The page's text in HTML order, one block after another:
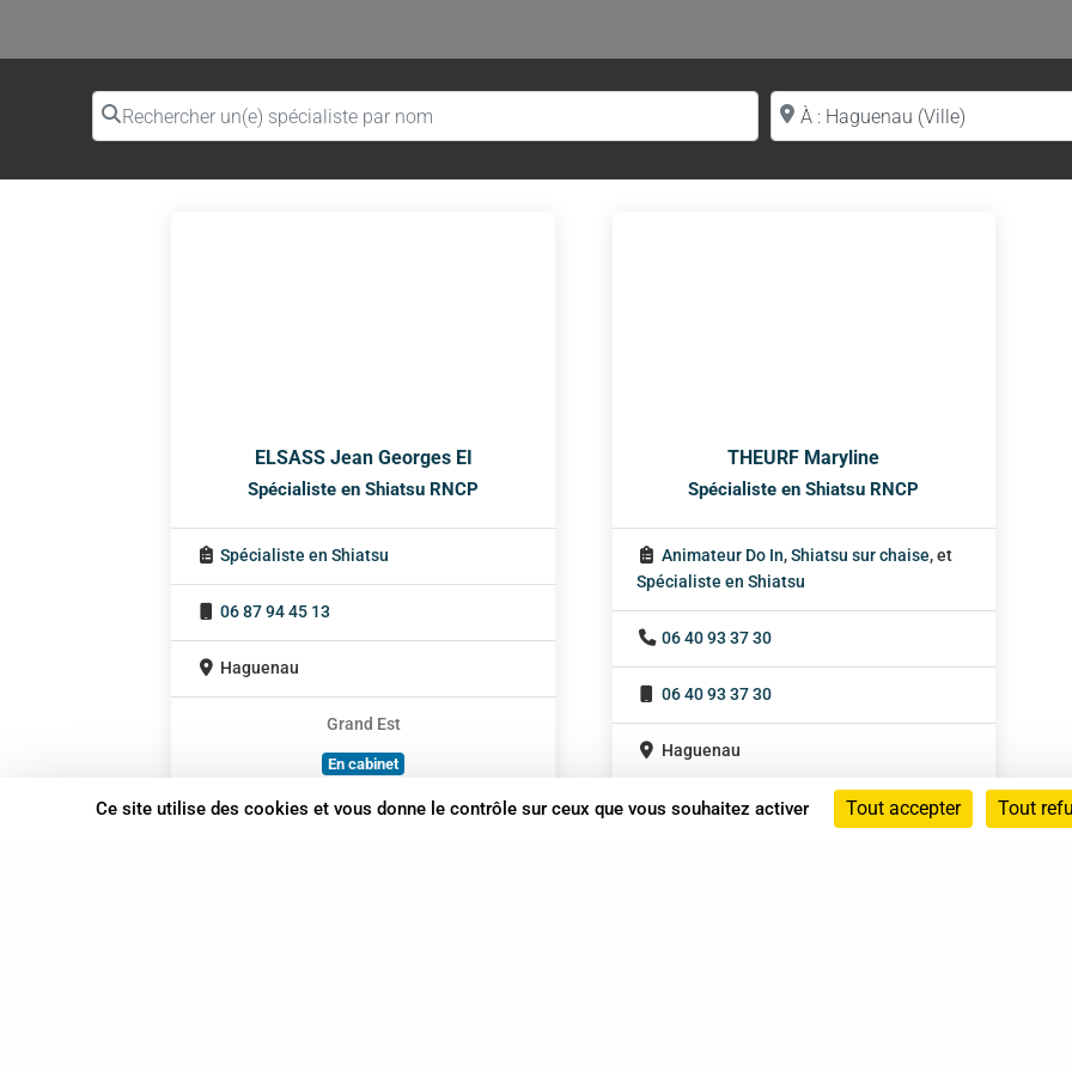
Rechercher un(e) spécialiste par nom Proche de (ville ou région)
ELSASS Jean Georges EI
Spécialiste en Shiatsu RNCP
Spécialiste en Shiatsu
06 87 94 45 13
Haguenau
Grand Est
En cabinet
Sur rendez-vous
THEURF Maryline
Spécialiste en Shiatsu RNCP
Animateur Do In,Shiatsu sur chaise, et
Spécialiste en Shiatsu
06 40 93 37 30
06 40 93 37 30
Haguenau
Grand Est
Ce site utilise des cookies et vous donne le contrôle sur ceux que vous souhaitez activer Tout accepter Tout